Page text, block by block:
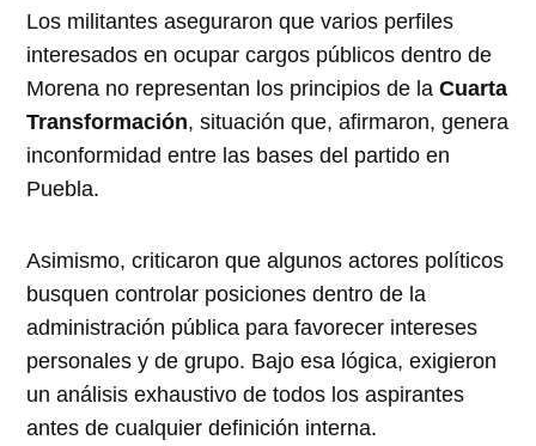
Los militantes aseguraron que varios perfiles
interesados en ocupar cargos públicos dentro de
Morena no representan los principios de laCuarta
Transformación, situación que, afirmaron, genera
inconformidad entre las bases del partido en
Puebla.
Asimismo, criticaron que algunos actores políticos
busquen controlar posiciones dentro de la
administración pública para favorecer intereses
personales y de grupo. Bajo esa lógica, exigieron
un análisis exhaustivo de todos los aspirantes
antes de cualquier definición interna.